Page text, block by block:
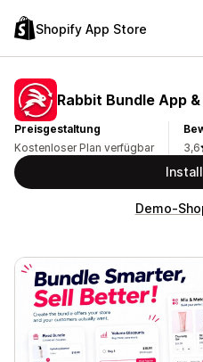
Shopify App Store
Rabbit Bundle App
Preisgestaltung
Kostenloser Plan verfügbar
3,6
Demo-